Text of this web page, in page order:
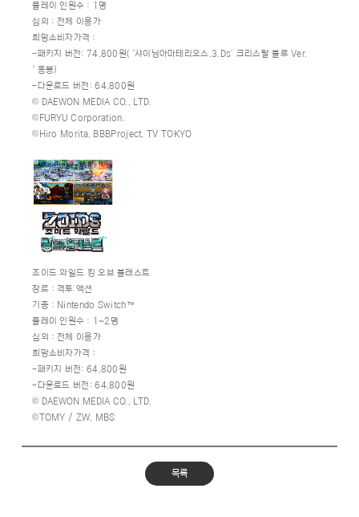
플레이 인원수：1명
심의：전체 이용가
희망소비자가격：
-패키지 버전: 74,800원( ‘샤이닝아마테리오스.3.Ds’ 크리스탈 블루 Ver.
‘ 동봉)
-다운로드 버전: 64,800원
© DAEWON MEDIA CO., LTD.
©FURYU Corporation.
©Hiro Morita, BBBProject, TV TOKYO
조이드 와일드 킹 오브 블래스트
장르：격투 액션
기종：Nintendo Switch™
플레이 인원수：1~2명
심의：전체 이용가
희망소비자가격：
-패키지 버전: 64,800원
-다운로드 버전: 64,800원
© DAEWON MEDIA CO., LTD.
©TOMY / ZW, MBS
목록